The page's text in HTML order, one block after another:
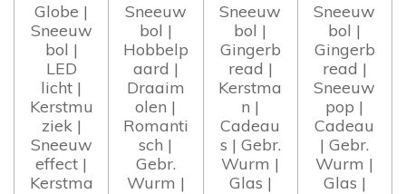
Globe |
Sneeuw
bol |
LED
licht |
Kerstmu
ziek |
Sneeuw
effect |
Kerstma
Sneeuw
bol |
Hobbelp
aard |
Draaim
olen |
Romanti
sch |
Gebr.
Wurm |
Sneeuw
bol |
Gingerb
read |
Kerstma
n |
Cadeau
s | Gebr.
Wurm |
Glas |
Sneeuw
bol |
Gingerb
read |
Sneeuw
pop |
Cadeau
| Gebr.
Wurm |
Glas |